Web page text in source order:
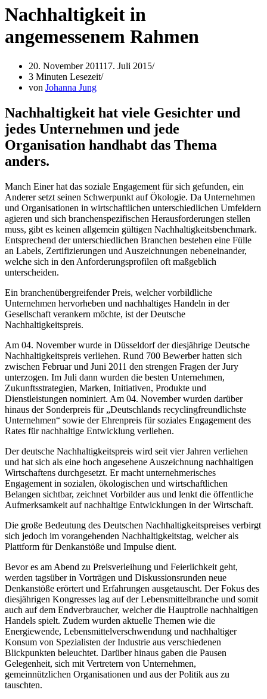
Nachhaltigkeit in
angemessenem Rahmen
20. November 201117. Juli 2015
3 Minuten Lesezeit
von Johanna Jung
Nachhaltigkeit hat viele Gesichter und
jedes Unternehmen und jede
Organisation handhabt das Thema
anders.
Manch Einer hat das soziale Engagement für sich gefunden, ein
Anderer setzt seinen Schwerpunkt auf Ökologie. Da Unternehmen
und Organisationen in wirtschaftlichen unterschiedlichen Umfeldern
agieren und sich branchenspezifischen Herausforderungen stellen
muss, gibt es keinen allgemein gültigen Nachhaltigkeitsbenchmark.
Entsprechend der unterschiedlichen Branchen bestehen eine Fülle
an Labels, Zertifizierungen und Auszeichnungen nebeneinander,
welche sich in den Anforderungsprofilen oft maßgeblich
unterscheiden.
Ein branchenübergreifender Preis, welcher vorbildliche
Unternehmen hervorheben und nachhaltiges Handeln in der
Gesellschaft verankern möchte, ist der Deutsche
Nachhaltigkeitspreis.
Am 04. November wurde in Düsseldorf der diesjährige Deutsche
Nachhaltigkeitspreis verliehen. Rund 700 Bewerber hatten sich
zwischen Februar und Juni 2011 den strengen Fragen der Jury
unterzogen. Im Juli dann wurden die besten Unternehmen,
Zukunftsstrategien, Marken, Initiativen, Produkte und
Dienstleistungen nominiert. Am 04. November wurden darüber
hinaus der Sonderpreis für „Deutschlands recyclingfreundlichste
Unternehmen“ sowie der Ehrenpreis für soziales Engagement des
Rates für nachhaltige Entwicklung verliehen.
Der deutsche Nachhaltigkeitspreis wird seit vier Jahren verliehen
und hat sich als eine hoch angesehene Auszeichnung nachhaltigen
Wirtschaftens durchgesetzt. Er macht unternehmerisches
Engagement in sozialen, ökologischen und wirtschaftlichen
Belangen sichtbar, zeichnet Vorbilder aus und lenkt die öffentliche
Aufmerksamkeit auf nachhaltige Entwicklungen in der Wirtschaft.
Die große Bedeutung des Deutschen Nachhaltigkeitspreises verbirgt
sich jedoch im vorangehenden Nachhaltigkeitstag, welcher als
Plattform für Denkanstöße und Impulse dient.
Bevor es am Abend zu Preisverleihung und Feierlichkeit geht,
werden tagsüber in Vorträgen und Diskussionsrunden neue
Denkanstöße erörtert und Erfahrungen ausgetauscht. Der Fokus des
diesjährigen Kongresses lag auf der Lebensmittelbranche und somit
auch auf dem Endverbraucher, welcher die Hauptrolle nachhaltigen
Handels spielt. Zudem wurden aktuelle Themen wie die
Energiewende, Lebensmittelverschwendung und nachhaltiger
Konsum von Spezialisten der Industrie aus verschiedenen
Blickpunkten beleuchtet. Darüber hinaus gaben die Pausen
Gelegenheit, sich mit Vertretern von Unternehmen,
gemeinnützlichen Organisationen und aus der Politik aus zu
tauschten.